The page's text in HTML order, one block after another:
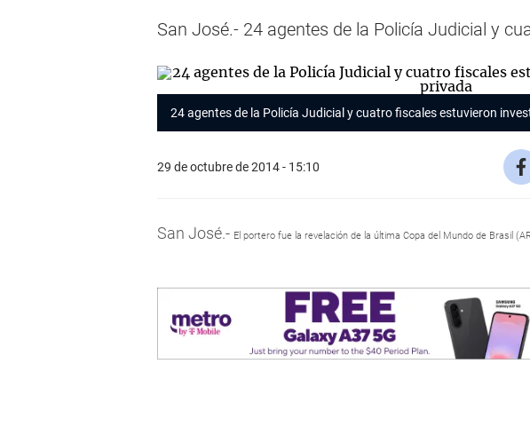
San José.- 24 agentes de la Policía Judicial y
24 agentes de la Policía Judicial y cuatro fiscales estuvieron
29 de octubre de 2014 - 15:10
San José.- El portero fue la revelación de la última Copa del Mundo de Brasil